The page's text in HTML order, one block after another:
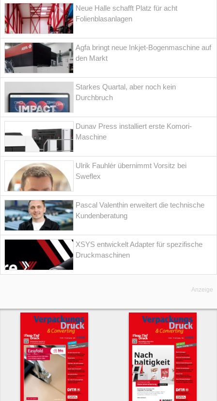
Neue Halle schafft Platz für acht
Folienblasanlagen
Agfa bringt neue Inkjet-Bogenmaschine auf
den Markt
Starkes Quartal, aber noch kein
Durchbruch
Dunav Press installiert erste Komori-
Maschine
Ulrik Fauhlér übernimmt Vorsitz bei
Sweflex
Pascal Valenthin erweitert die technische
Kundenberatung
XSYS entwickelt Adapter für spezifische
Druckmaschinen
Anzeige